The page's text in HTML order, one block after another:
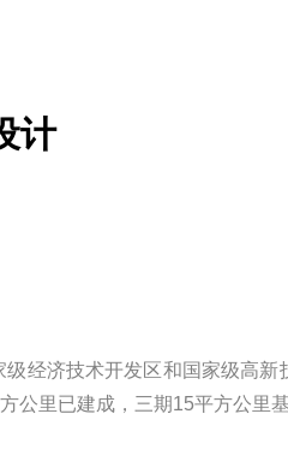
计
经济技术开发区和国家级高
公里已建成，三期15平方公里